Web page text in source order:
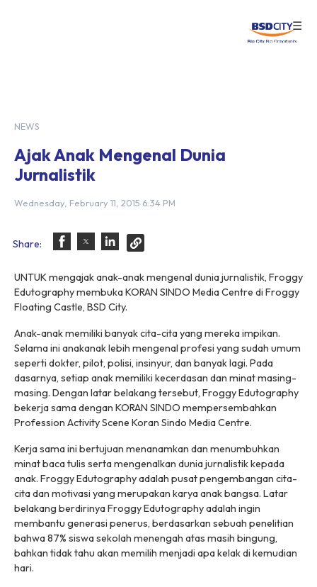
☰
NEWS
Ajak Anak Mengenal Dunia
Jurnalistik
Wednesday, February 11, 2015 6:34 PM
Share:
UNTUK mengajak anak-anak mengenal dunia jurnalistik, Froggy
Edutography membuka KORAN SINDO Media Centre di Froggy
Floating Castle, BSD City.
Anak-anak memiliki banyak cita-cita yang mereka impikan.
Selama ini anakanak lebih mengenal profesi yang sudah umum
seperti dokter, pilot, polisi, insinyur, dan banyak lagi. Pada
dasarnya, setiap anak memiliki kecerdasan dan minat masing-
masing. Dengan latar belakang tersebut, Froggy Edutography
bekerja sama dengan KORAN SINDO mempersembahkan
Profession Activity Scene Koran Sindo Media Centre.
Kerja sama ini bertujuan menanamkan dan menumbuhkan
minat baca tulis serta mengenalkan dunia jurnalistik kepada
anak. Froggy Edutography adalah pusat pengembangan cita-
cita dan motivasi yang merupakan karya anak bangsa. Latar
belakang berdirinya Froggy Edutography adalah ingin
membantu generasi penerus, berdasarkan sebuah penelitian
bahwa 87% siswa sekolah menengah atas masih bingung,
bahkan tidak tahu akan memilih menjadi apa kelak di kemudian
hari.